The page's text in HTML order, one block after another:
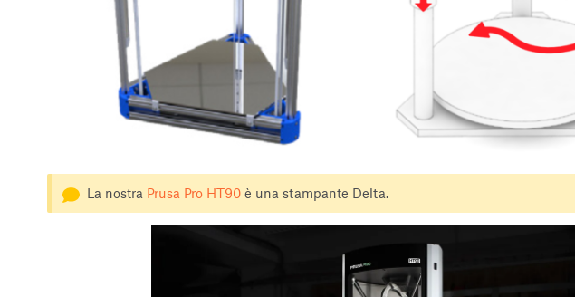
La nostra Prusa Pro HT90è una stampante Delta.